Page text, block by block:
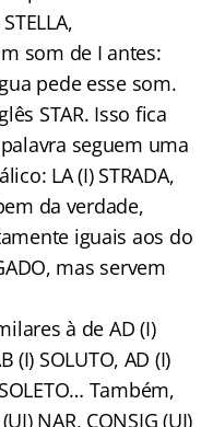
som de I antes:
pede esse som.
STAR. Isso fica
seguem uma
LA (I) STRADA,
da verdade,
iguais aos do
mas servem
à de AD (I)
(I) SOLUTO, AD (I)
Também,
NAR, CONSIG (UI)